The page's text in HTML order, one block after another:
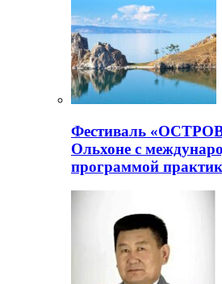
Фестиваль
Ольхоне с
программой практик